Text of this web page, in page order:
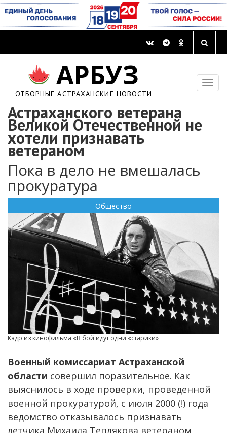
АРБУЗ
ОТБОРНЫЕ АСТРАХАНСКИЕ НОВОСТИ
Астраханского ветерана
Великой Отечественной не
хотели признавать
ветераном
Пока в дело не вмешалась
прокуратура
Общество
Кадр из кинофильма «В бой идут одни «старики»
Военный комиссариат Астраханской
области совершил поразительное. Как
выяснилось в ходе проверки, проведенной
военной прокуратурой, с июля 2000 (!) года
ведомство отказывалось признавать